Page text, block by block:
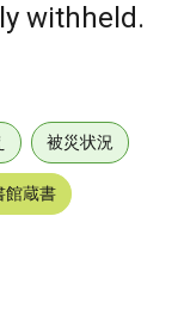
withheld.
被災状況
館蔵書